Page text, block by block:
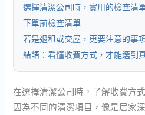
選擇清潔公司時，實用的檢查清
下單前檢查清單
若是退租或交屋，更要注意的事
結語：看懂收費方式，才能選到
在選擇清潔公司時，了解收費方
因為不同的清潔項目，像是居家